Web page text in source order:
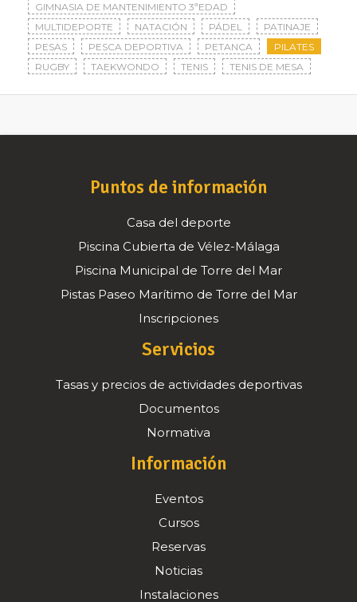
GIMNASIA DE MANTENIMIENTO 3ªEDAD
MULTIDEPORTE
NATACIÓN PÁDEL
PATINAJE
PESAS
PESCA DEPORTIVA PETANCA
PILATES
RUGBY
TAEKWONDO TENIS TENIS DE MESA
Puntos de información
Casa del deporte
Piscina Cubierta de Vélez-Málaga
Piscina Municipal de Torre del Mar
Pistas Paseo Marítimo de Torre del Mar
Inscripciones
Servicios
Tasas y precios de actividades deportivas
Documentos
Normativa
Información
Eventos
Cursos
Reservas
Noticias
Instalaciones